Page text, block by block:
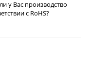
у Вас производство
с RoHS?